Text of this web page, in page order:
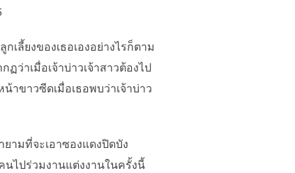
ลี้ยงของเธอเองอย่างไรก็ตาม
ว่าเมื่อเจ้าบ่าวเจ้าสาวต้องไป
ขาวซีดเมื่อเธอพบว่าเจ้าบ่าว
ามที่จะเอาซองแดงปิดบัง
นไปร่วมงานแต่งงานในครั้งนี้